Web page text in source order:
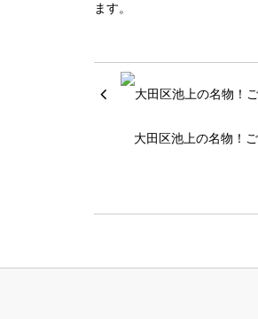
ます。
大田区池上の名物！